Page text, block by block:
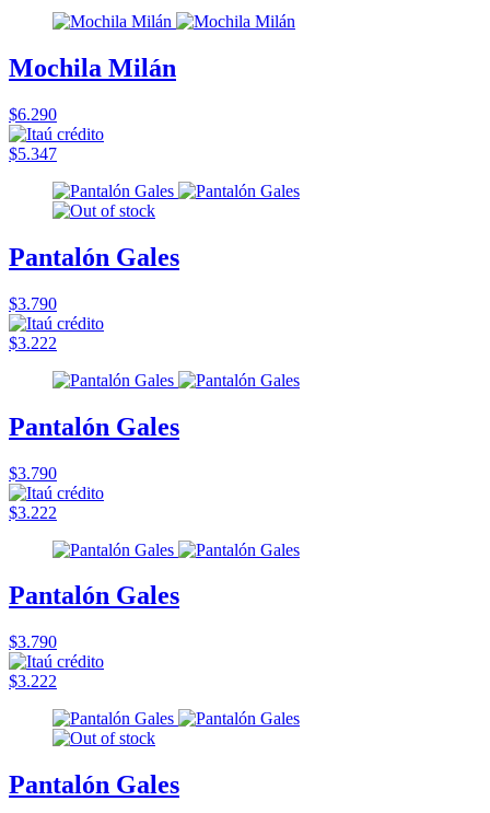
Mochila Milán
$6.290
$5.347
Pantalón Gales
$3.790
$3.222
Pantalón Gales
$3.790
$3.222
Pantalón Gales
$3.790
$3.222
Pantalón Gales